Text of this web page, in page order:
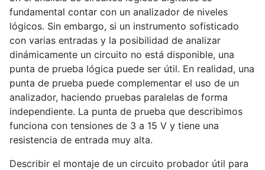
fundamental contar con un analizador de niveles
lógicos. Sin embargo, si un instrumento sofisticado
con varias entradas y la posibilidad de analizar
dinámicamente un circuito no está disponible, una
punta de prueba lógica puede ser útil. En realidad, una
punta de prueba puede complementar el uso de un
analizador, haciendo pruebas paralelas de forma
independiente. La punta de prueba que describimos
funciona con tensiones de 3 a 15 V y tiene una
resistencia de entrada muy alta.
Describir el montaje de un circuito probador útil para